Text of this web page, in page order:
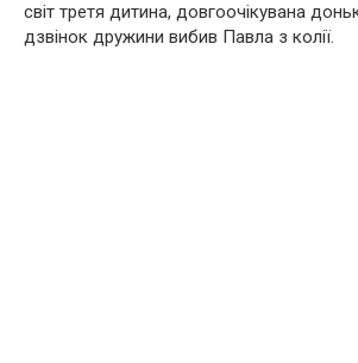
світ третя дитина, довгоочікувана
дзвінок дружини вибив Павла з колії.